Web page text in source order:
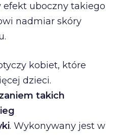
efekt uboczny takiego
nadmiar skóry
kobiet, które
dzieci.
takich
. Wykonywany jest w